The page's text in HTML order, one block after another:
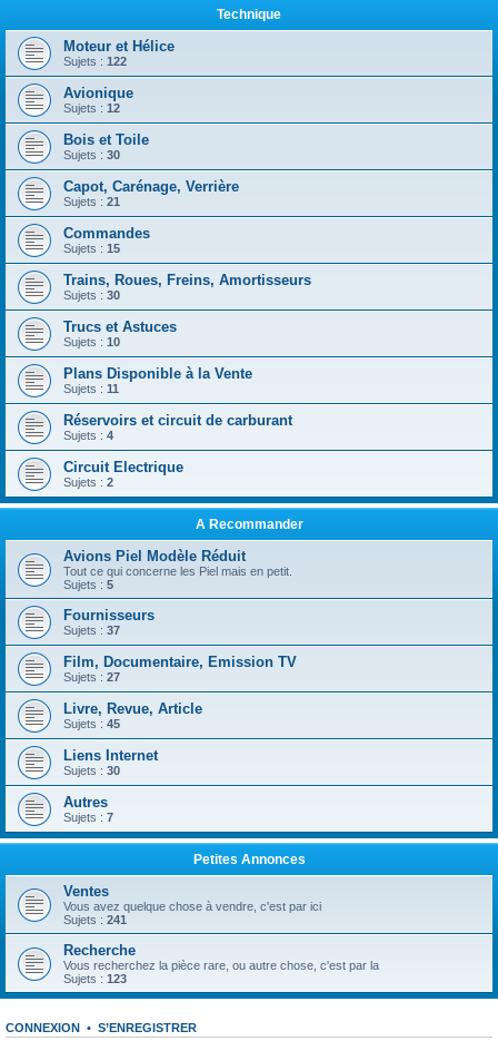
Technique
Moteur et Hélice
Sujets : 122
Avionique
Sujets : 12
Bois et Toile
Sujets : 30
Capot, Carénage, Verrière
Sujets : 21
Commandes
Sujets : 15
Trains, Roues, Freins, Amortisseurs
Sujets : 30
Trucs et Astuces
Sujets : 10
Plans Disponible à la Vente
Sujets : 11
Réservoirs et circuit de carburant
Sujets : 4
Circuit Electrique
Sujets : 2
A Recommander
Avions Piel Modèle Réduit
Tout ce qui concerne les Piel mais en petit.
Sujets : 5
Fournisseurs
Sujets : 37
Film, Documentaire, Emission TV
Sujets : 27
Livre, Revue, Article
Sujets : 45
Liens Internet
Sujets : 30
Autres
Sujets : 7
Petites Annonces
Ventes
Vous avez quelque chose à vendre, c'est par ici
Sujets : 241
Recherche
Vous recherchez la pièce rare, ou autre chose, c'est par la
Sujets : 123
CONNEXION • S’ENREGISTRER